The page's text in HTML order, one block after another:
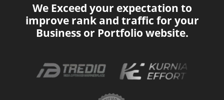
Anak – Anak Gaza Jadi Sasaran Tembak Zionis Analisis Statistik
Aneka Macam Desain | Topi Antivirus Artav
Apa itu Domain Apa itu Hosting
We Exceed your expectation to
improve rank and traffic for your
Business or Portfolio website.